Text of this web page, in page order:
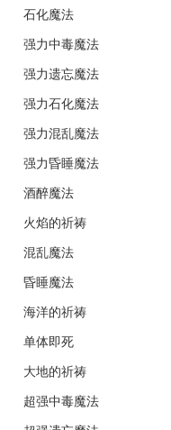
石化魔法
强力中毒魔法
强力遗忘魔法
强力石化魔法
强力混乱魔法
强力昏睡魔法
酒醉魔法
火焰的祈祷
混乱魔法
昏睡魔法
海洋的祈祷
单体即死
大地的祈祷
超强中毒魔法